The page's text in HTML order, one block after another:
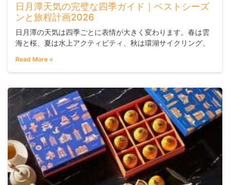
日月潭天気の完璧な四季ガイド｜ベストシーズ
ンと旅程計画2026
日月潭の天気は四季ごとに表情が大きく変わります。春は雲
海と桜、夏は水上アクティビティ、秋は環湖サイクリング、
組むことで、訪問の満足度が格段に上がります。平均海抜約7
36メートルの高原湖ならではの微気候は、平地より体感温度
が3〜5度ほど低く、年間降雨日数は156.
Read More »